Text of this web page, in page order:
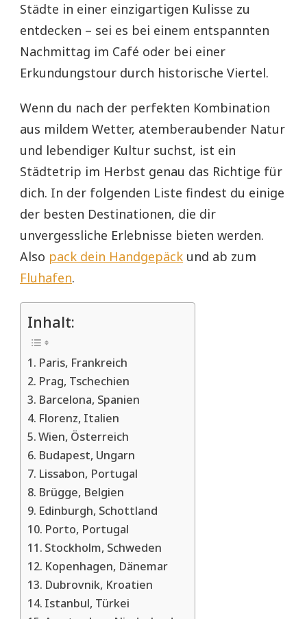
Städte in einer einzigartigen Kulisse zu
entdecken – sei es bei einem entspannten
Nachmittag im Café oder bei einer
Erkundungstour durch historische Viertel.
Wenn du nach der perfekten Kombination
aus mildem Wetter, atemberaubender Natur
und lebendiger Kultur suchst, ist ein
Städtetrip im Herbst genau das Richtige für
dich. In der folgenden Liste findest du einige
der besten Destinationen, die dir
unvergessliche Erlebnisse bieten werden.
Also pack dein Handgepäck und ab zum
Fluhafen.
Inhalt:
Paris, Frankreich
Prag, Tschechien
Barcelona, Spanien
Florenz, Italien
Wien, Österreich
Budapest, Ungarn
Lissabon, Portugal
Brügge, Belgien
Edinburgh, Schottland
Porto, Portugal
Stockholm, Schweden
Kopenhagen, Dänemar
Dubrovnik, Kroatien
Istanbul, Türkei